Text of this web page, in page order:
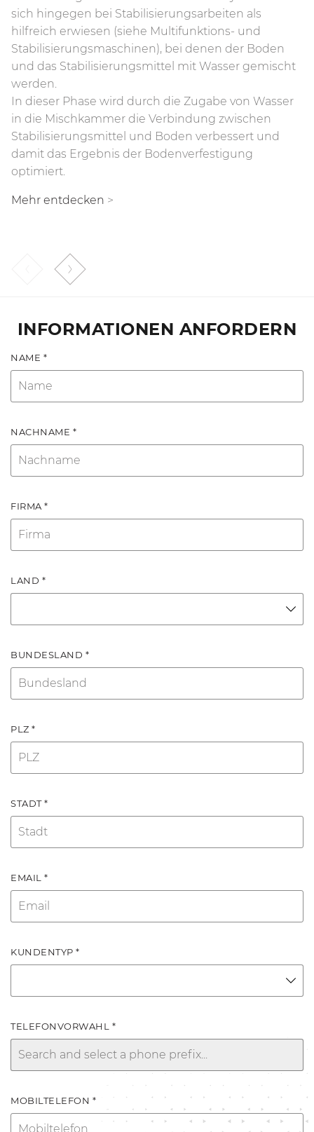
sich hingegen bei Stabilisierungsarbeiten als
hilfreich erwiesen (siehe Multifunktions- und
Stabilisierungsmaschinen), bei denen der Boden
und das Stabilisierungsmittel mit Wasser gemischt
werden.
In dieser Phase wird durch die Zugabe von Wasser
in die Mischkammer die Verbindung zwischen
Stabilisierungsmittel und Boden verbessert und
damit das Ergebnis der Bodenverfestigung
optimiert.
Mehr entdecken >
Im Vergleich mit einer Maschine, die mit dem
Rahmen in den Boden eindringt, reduziert die
Kammer mit variabler Geometrie die Traktionskräfte
und sorgt für einen geringeren Kraftstoffverbrauch,
eine erhöhte Betriebsgeschwindigkeit und somit
eine größere Zeitersparnis.
Mehr entdecken >
Mehr entdecken >
Wartungsaufwand und ist ideal für Arbeiten mit
sehr hohen Drehmomenten geeignet.
Mehr entdecken>
Lösung wird die Produktivität erhöht und der
Energiebedarf gesenkt. Dies wirkt sich ebenfalls
positiv auf den Kraftstoffverbrauch aus.
Mehr entdecken
INFORMATIONEN ANFORDERN
NAME *
NACHNAME *
FIRMA *
LAND *
BUNDESLAND *
PLZ *
STADT *
EMAIL *
KUNDENTYP *
TELEFONVORWAHL *
MOBILTELEFON *